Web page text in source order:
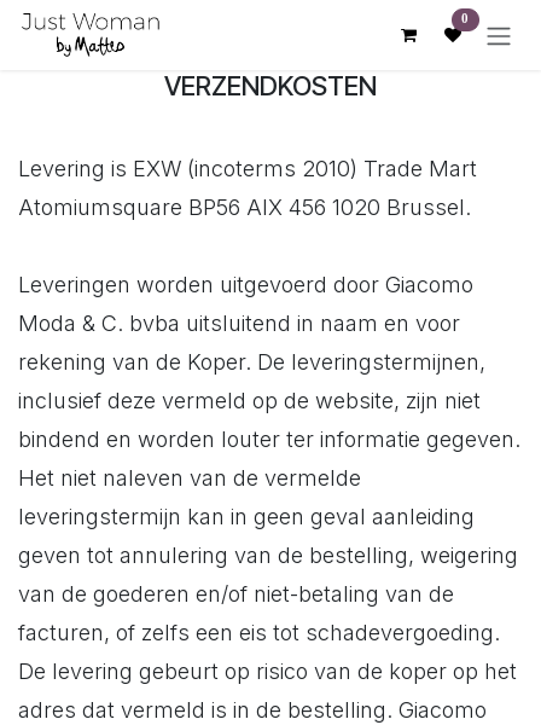
Overslaan naar inhoud 0
VERZENDKOSTEN
Levering is EXW (incoterms 2010) Trade Mart
Atomiumsquare BP56 AIX 456 1020 Brussel.
Leveringen worden uitgevoerd door Giacomo
Moda & C. bvba uitsluitend in naam en voor
rekening van de Koper. De leveringstermijnen,
inclusief deze vermeld op de website, zijn niet
bindend en worden louter ter informatie gegeven.
Het niet naleven van de vermelde
leveringstermijn kan in geen geval aanleiding
geven tot annulering van de bestelling, weigering
van de goederen en/of niet-betaling van de
facturen, of zelfs een eis tot schadevergoeding.
De levering gebeurt op risico van de koper op het
adres dat vermeld is in de bestelling. Giacomo